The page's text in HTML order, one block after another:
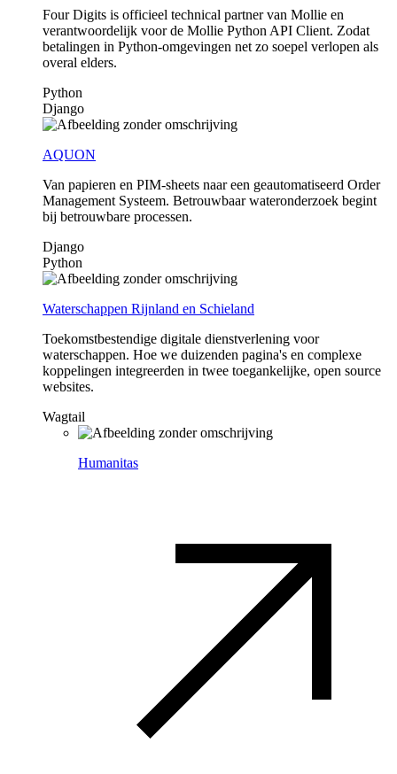
Four Digits is officieel technical partner van Mollie en
verantwoordelijk voor de Mollie Python API Client. Zodat
betalingen in Python-omgevingen net zo soepel verlopen als
overal elders.
Python
Django
AQUON
Van papieren en PIM-sheets naar een geautomatiseerd Order
Management Systeem. Betrouwbaar wateronderzoek begint
bij betrouwbare processen.
Django
Python
Waterschappen Rijnland en Schieland
Toekomstbestendige digitale dienstverlening voor
waterschappen. Hoe we duizenden pagina's en complexe
koppelingen integreerden in twee toegankelijke, open source
websites.
Wagtail
Humanitas